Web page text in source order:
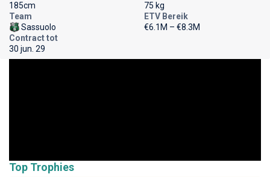
185cm
75 kg
Team
Sassuolo
ETV Bereik
€6.1M – €8.3M
Contract tot
30 jun. 29
Top Trophies